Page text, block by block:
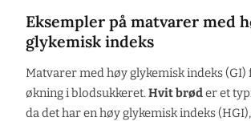
Eksempler på matvarer med
glykemisk indeks
Matvarer med høy glykemisk indeks
økning i blodsukkeret.Hvit brøder et
da det har en høy glykemisk indeks